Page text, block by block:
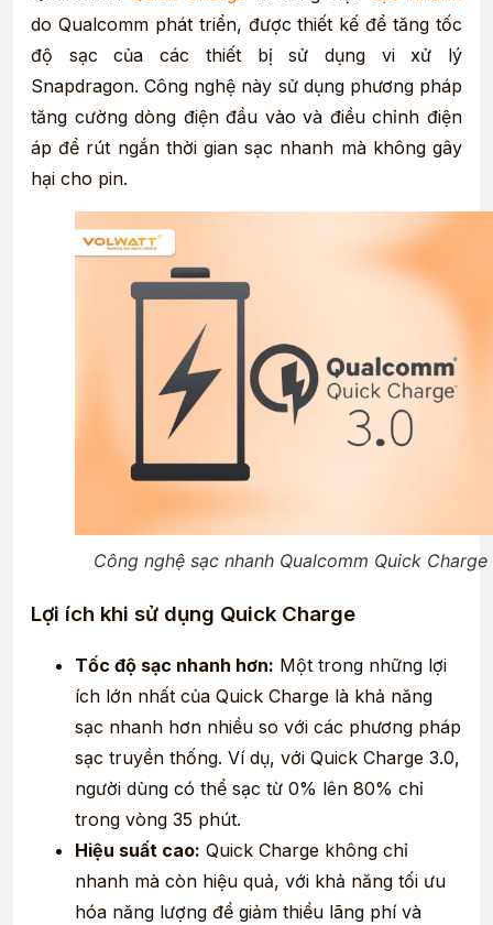
do Qualcomm phát triển, được thiết kế để tăng tốc
độ sạc của các thiết bị sử dụng vi xử lý
Snapdragon. Công nghệ này sử dụng phương pháp
tăng cường dòng điện đầu vào và điều chỉnh điện
áp để rút ngắn thời gian sạc nhanh mà không gây
hại cho pin.
Công nghệ sạc nhanh Qualcomm Quick Charge
Lợi ích khi sử dụng Quick Charge
Tốc độ sạc nhanh hơn: Một trong những lợi
ích lớn nhất của Quick Charge là khả năng
sạc nhanh hơn nhiều so với các phương pháp
sạc truyền thống. Ví dụ, với Quick Charge 3.0,
người dùng có thể sạc từ 0% lên 80% chỉ
trong vòng 35 phút.
Hiệu suất cao: Quick Charge không chỉ
nhanh mà còn hiệu quả, với khả năng tối ưu
hóa năng lượng để giảm thiểu lãng phí và